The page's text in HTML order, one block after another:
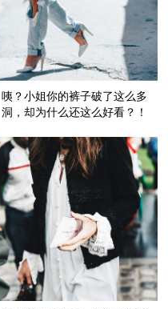
咦？小姐你的裤子破了这么多
洞，却为什么还这么好看？！